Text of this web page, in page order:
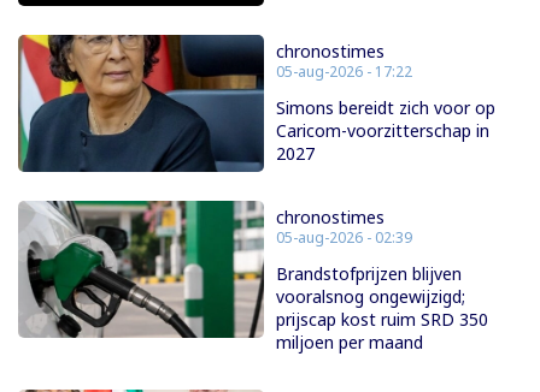
chronostimes
05-aug-2026 - 17:22
Simons bereidt zich voor op
Caricom-voorzitterschap in
2027
chronostimes
05-aug-2026 - 02:39
Brandstofprijzen blijven
vooralsnog ongewijzigd;
prijscap kost ruim SRD 350
miljoen per maand